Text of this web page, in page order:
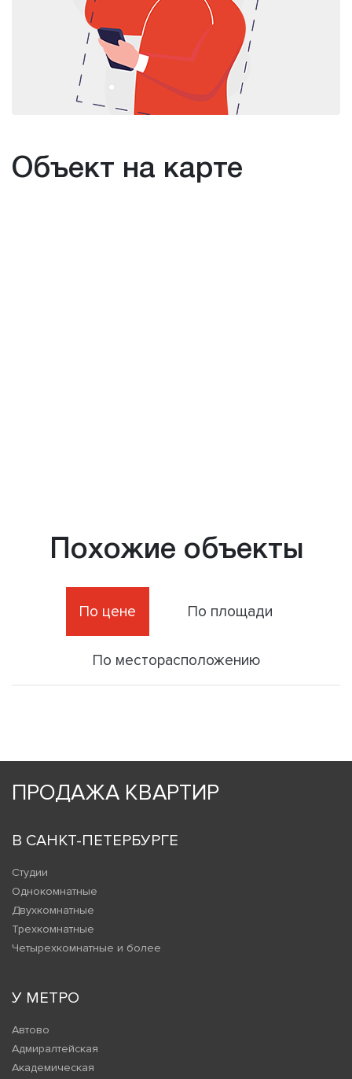
Объект на карте
Похожие объекты
По цене По площади
По месторасположению
ПРОДАЖА КВАРТИР
В САНКТ-ПЕТЕРБУРГЕ
Студии
Однокомнатные
Двухкомнатные
Трехкомнатные
Четырехкомнатные и более
У МЕТРО
Автово
Адмиралтейская
Академическая